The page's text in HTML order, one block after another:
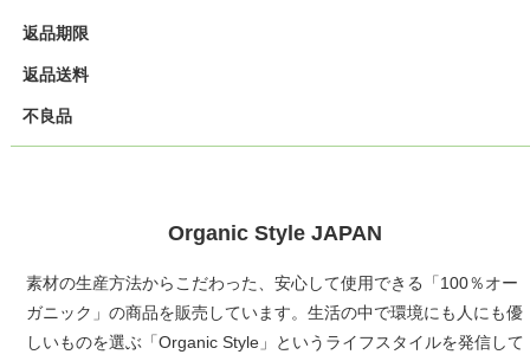
返品期限
返品送料
不良品
Organic Style JAPAN
素材の生産方法からこだわった、安心して使用できる「100％オー
ガニック」の商品を販売しています。生活の中で環境にも人にも優
しいものを選ぶ「Organic Style」というライフスタイルを発信して